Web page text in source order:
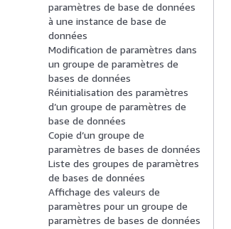
paramètres de base de données
à une instance de base de
données
Modification de paramètres dans
un groupe de paramètres de
bases de données
Réinitialisation des paramètres
d’un groupe de paramètres de
base de données
Copie d’un groupe de
paramètres de bases de données
Liste des groupes de paramètres
de bases de données
Affichage des valeurs de
paramètres pour un groupe de
paramètres de bases de données